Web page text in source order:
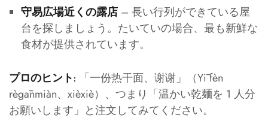
守易広場近くの露店– 長い行列ができている屋
台を探しましょう。たいていの場合、最も新鮮な
食材が提供されています。
プロのヒント:
「一份热干面、谢谢」（Yī fèn
règānmiàn、xièxiè）、つまり「温かい乾麺を 1 人分
お願いします」と注文してみてください。